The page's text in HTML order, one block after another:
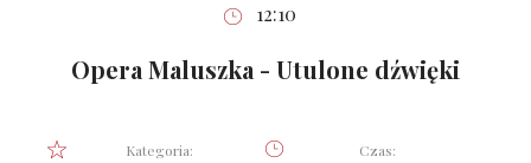
12:10
Opera Maluszka - Utulone dźwięki
Kategoria: Czas: